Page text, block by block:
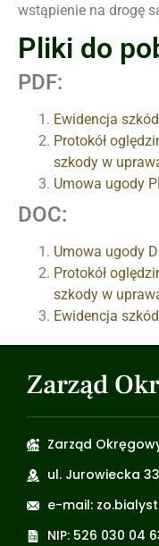
wstąpienie na drogę
Pliki do
PDF:
Ewidencja
Protokół
szkody w
Umowa ugody
DOC:
Umowa ugody
Protokół
szkody w
Ewidencja
Zarząd
Zarząd
ul. Jurowiecka
e-mail:
NIP: 526 030 04